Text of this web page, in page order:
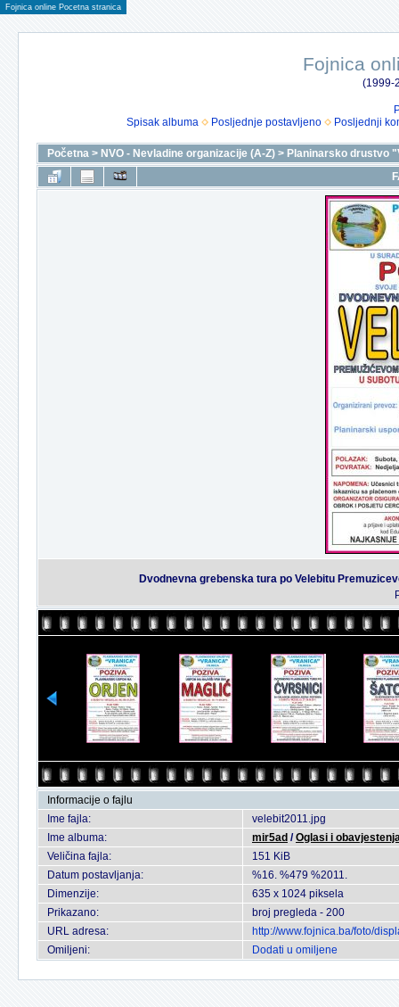
Fojnica online Pocetna stranica
Fojnica
(1999-
Spisak albuma
Posljednje postavljeno Posljednji
Početna > NVO - Nevladine organizacije (A-Z) > Planinarsko drustvo
Dvodnevna grebenska tura po Velebitu
Informacije o fajlu
Ime fajla:
velebit2011.jpg
Ime albuma:
mir5ad /Oglasi i
Veličina fajla:
151 KiB
Datum postavljanja:
%16. %479 %2011.
Dimenzije:
635 x 1024 piksela
Prikazano:
broj pregleda - 200
URL adresa:
http://www.fojnica.ba/foto/
Omiljeni:
Dodati u omiljene